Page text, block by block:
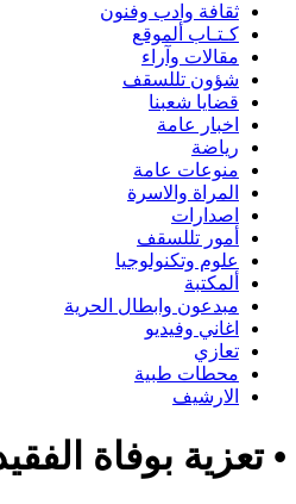
ثقافة وادب وفنون
كـتـاب ألموقع
مقالات وآراء
شؤون تللسقف
قضايا شعبنا
اخبار عامة
رياضة
منوعات عامة
المراة والاسرة
اصدارات
أمور تللسقف
علوم وتكنولوجيا
ألمكتبة
مبدعون وابطال الحرية
اغاني وفيديو
تعازي
محطات طبية
الارشيف
• تعزية بوفاة